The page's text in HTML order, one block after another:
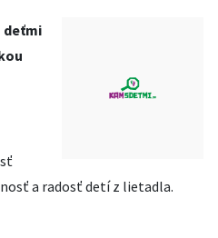
deťmi
a radosť detí z lietadla.